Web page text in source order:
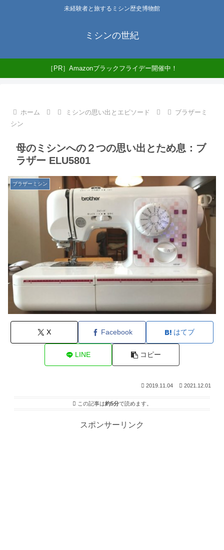
未経験者と旅するミシン歴史博物館
ミシンの世紀
［PR］Amazonブラックフライデー開催中！
ホーム ミシンの思い出とエピソード
ブラザーミ
シン
母のミシンへの２つの思い出とため息：ブ
ラザー ELU5801
ブラザーミシン
X Facebook はてブ
LINE コピー
2019.11.04 2021.12.01
この記事は約5分で読めます。
スポンサーリンク